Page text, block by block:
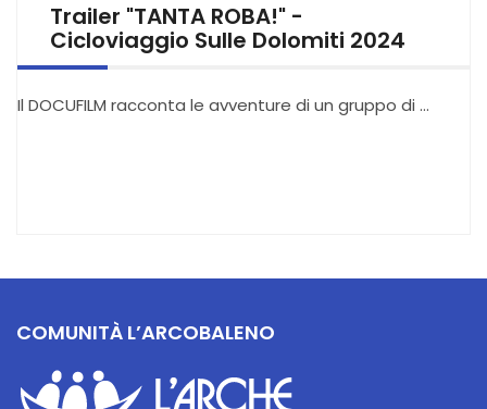
Trailer "TANTA ROBA!" -
Cicloviaggio Sulle Dolomiti 2024
Il DOCUFILM racconta le avventure di un gruppo di …
COMUNITÀ L’ARCOBALENO